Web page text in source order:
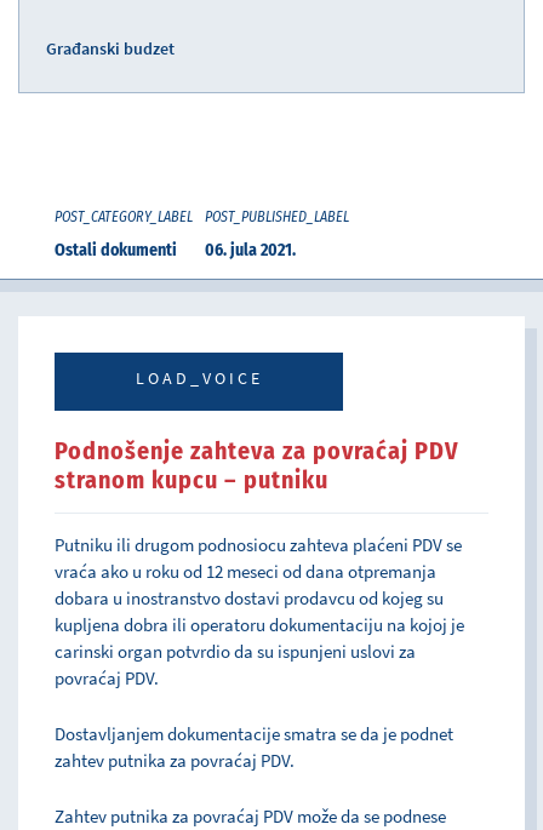
Građanski budzet
POST_CATEGORY_LABEL
Ostali dokumenti
POST_PUBLISHED_LABEL
06. jula 2021.
LOAD_VOICE
Podnošenje zahteva za povraćaj PDV
stranom kupcu – putniku
Putniku ili drugom podnosiocu zahteva plaćeni PDV se
vraća ako u roku od 12 meseci od dana otpremanja
dobara u inostranstvo dostavi prodavcu od kojeg su
kupljena dobra ili operatoru dokumentaciju na kojoj je
carinski organ potvrdio da su ispunjeni uslovi za
povraćaj PDV.
Dostavljanjem dokumentacije smatra se da je podnet
zahtev putnika za povraćaj PDV.
Zahtev putnika za povraćaj PDV može da se podnese